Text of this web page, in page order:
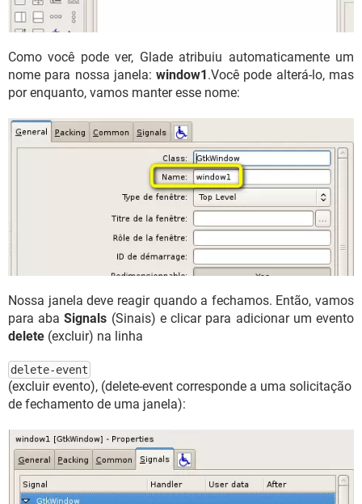
Como você pode ver, Glade atribuiu automaticamente um
nome para nossa janela:window1.Você pode alterá-lo, mas
por enquanto, vamos manter esse nome:
Nossa janela deve reagir quando a fechamos. Então, vamos
para abaSignals (Sinais) e clicar para adicionar um evento
delete (excluir) na linha
delete-event
(excluir evento), (delete-event corresponde a uma solicitação
de fechamento de uma janela):